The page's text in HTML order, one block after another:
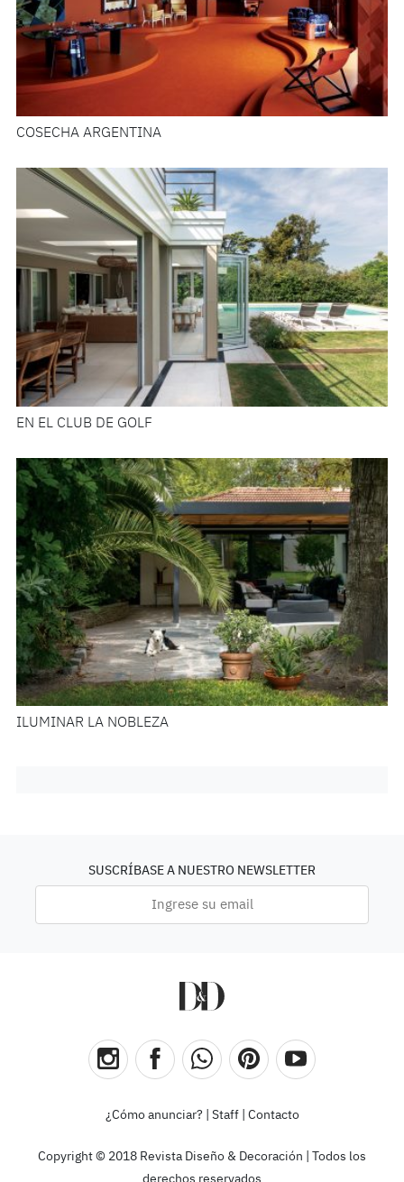
COSECHA ARGENTINA
EN EL CLUB DE GOLF
ILUMINAR LA NOBLEZA
SUSCRÍBASE A NUESTRO NEWSLETTER
¿Cómo anunciar? Staff| Contacto
Copyright © 2018 Revista Diseño & Decoración | Todos los